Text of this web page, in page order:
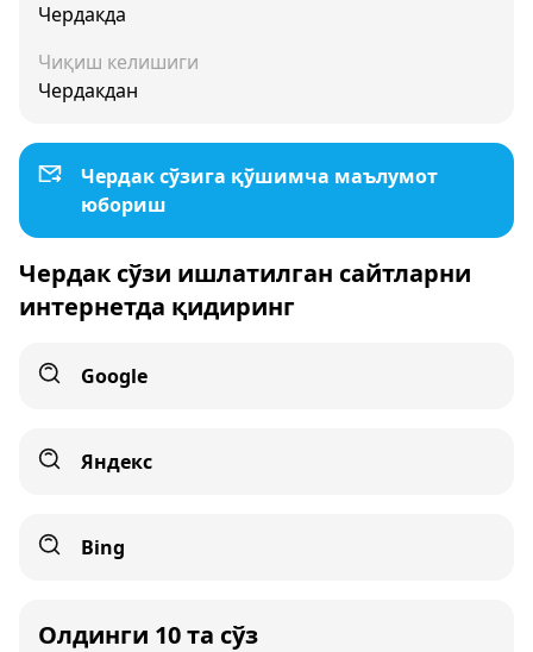
Чердакда
Чиқиш келишиги
Чердакдан
Чердак сўзига қўшимча маълумот
юбориш
Чердак сўзи ишлатилган сайтларни
интернетда қидиринг
Google
Яндекс
Bing
Олдинги 10 та сўз